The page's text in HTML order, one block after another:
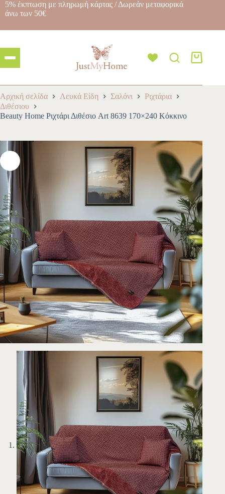
5% έκπτωση με πληρωμή κάρτας / Δωρεάν μεταφορικά
άνω των 50€
Αρχική σελίδα Λευκά Είδη Σαλόνι
Ριχτάρια
Διθέσιου
Beauty Home Ριχτάρι Διθέσιο Art 8639 170×240 Κόκκινο
-10%